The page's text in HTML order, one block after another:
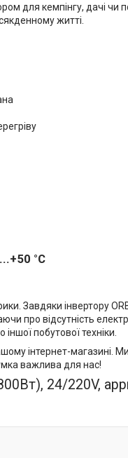
для кемпінгу, дачі чи
житті.
°C
Завдяки інвертору
про відсутність
побутової техніки.
інтернет-магазині.
важлива для нас!
24/220V,